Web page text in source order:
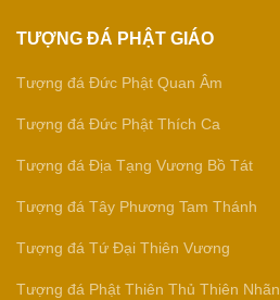
TƯỢNG ĐÁ PHẬT GIÁO
Tượng đá Đức Phật Quan Âm
Tượng đá Đức Phật Thích Ca
Tượng đá Địa Tạng Vương Bồ Tát
Tượng đá Tây Phương Tam Thánh
Tượng đá Tứ Đại Thiên Vương
Tượng đá Phật Thiên Thủ Thiên Nhãn